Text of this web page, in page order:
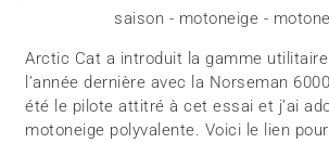
Arctic Cat a introduit la gamme
l’année dernière avec la Norseman
été le pilote attitré à cet essai et j’ai
motoneige polyvalente. Voici le lien